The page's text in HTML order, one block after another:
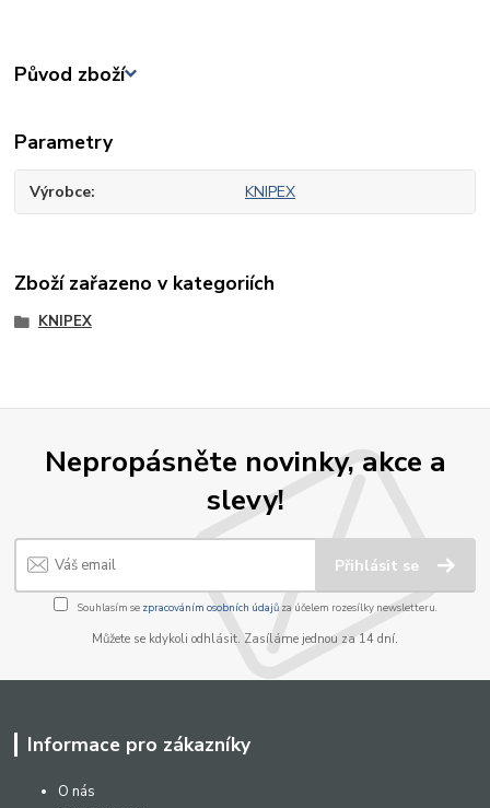
Původ zboží
Parametry
Výrobce KNIPEX
Zboží zařazeno v kategoriích
KNIPEX
Nepropásněte novinky, akce a
slevy!
Přihlásit se
Souhlasím se zpracováním osobních údajůza účelem rozesílky newsletteru.
Můžete se kdykoli odhlásit. Zasíláme jednou za 14 dní.
Informace pro zákazníky
O nás